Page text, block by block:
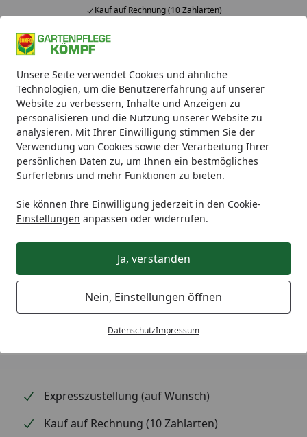
Unsere Seite verwendet Cookies und ähnliche
Technologien, um die Benutzererfahrung auf unserer
Website zu verbessern, Inhalte und Anzeigen zu
personalisieren und die Nutzung unserer Website zu
analysieren. Mit Ihrer Einwilligung stimmen Sie der
Verwendung von Cookies sowie der Verarbeitung Ihrer
persönlichen Daten zu, um Ihnen ein bestmögliches
Surferlebnis und mehr Funktionen zu bieten.
Sie können Ihre Einwilligung jederzeit in den Cookie-
Einstellungen anpassen oder widerrufen.
Ja, verstanden
Nein, Einstellungen öffnen
DatenschutzImpressum
Kauf auf Rechnung (10 Zahlarten)
Alle Produkte
Mein Konto
Suchen
Startseite
Übersicht Wunschlisten
Neue Wunschliste erstellen
Lieblingsartikel speichern
Alle Ihre Lieblingsartikel finden Sie hier gesammelt.
Klicken Sie einfach auf das Herz-Symbol auf einer
Produktseite, um es in einer Ihrer Wunschlisten zu
speichern und später wiederzufinden.
Expresszustellung (auf Wunsch)
Kauf auf Rechnung (10 Zahlarten)